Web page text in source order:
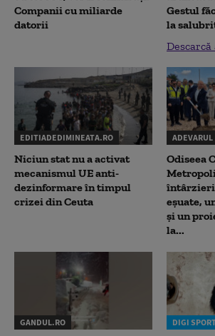
Companii cu miliarde
datorii
Gestul
la
EDITIADEDIMINEATA.RO
Niciun stat nu a activat
mecanismul UE anti-
dezinformare în timpul
crizei din Ceuta
ADEVARUL
Odiseea
eșuate,
și un
la...
GANDUL.RO DIGI